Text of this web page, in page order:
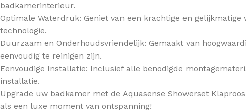
badkamerinterieur.
Optimale Waterdruk: Geniet van een krachtige en
technologie.
Duurzaam en Onderhoudsvriendelijk: Gemaakt van
eenvoudig te reinigen zijn.
Eenvoudige Installatie: Inclusief alle benodigde
installatie.
Upgrade uw badkamer met de Aquasense Showerset
als een luxe moment van ontspanning!